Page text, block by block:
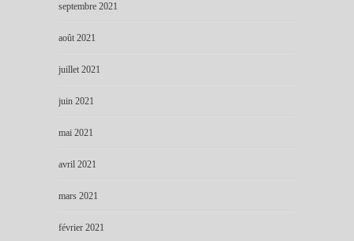
septembre 2021
août 2021
juillet 2021
juin 2021
mai 2021
avril 2021
mars 2021
février 2021